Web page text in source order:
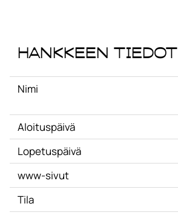
Hankkeen tiedot
Nimi
Aloituspäivä
Lopetuspäivä
www-sivut
Tila